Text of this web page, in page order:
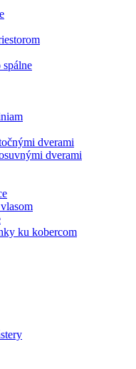
dverami
dverami
ku kobercom